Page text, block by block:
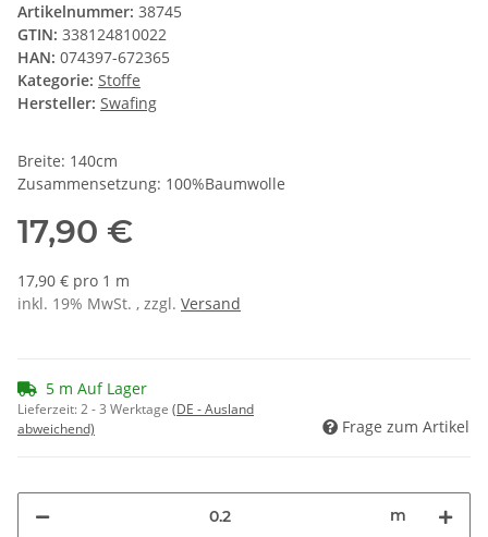
Artikelnummer: 38745
GTIN: 338124810022
HAN: 074397-672365
Kategorie: Stoffe
Hersteller: Swafing
Breite: 140cm
Zusammensetzung: 100%Baumwolle
17,90 €
17,90 € pro 1 m
inkl. 19% MwSt. , zzgl. Versand
5 m Auf Lager
Lieferzeit:2 - 3 Werktage (DE - Ausland
abweichend)
Frage zum Artikel
m